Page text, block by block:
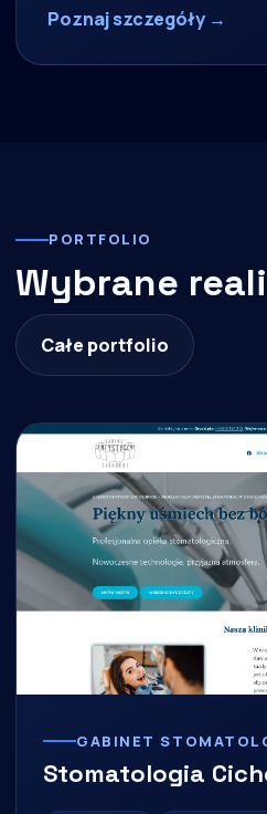
Poznaj szczegóły →
PORTFOLIO
Wybrane
Całe portfolio
GABINET
Stomatologia